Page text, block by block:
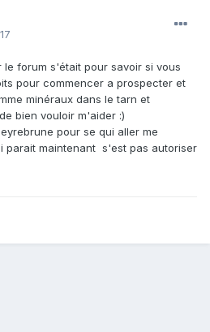
forum s'était pour savoir si vous
pour commencer a prospecter et
minéraux dans le tarn et
bien vouloir m'aider :)
pour se qui aller me
parait maintenant s'est pas autoriser